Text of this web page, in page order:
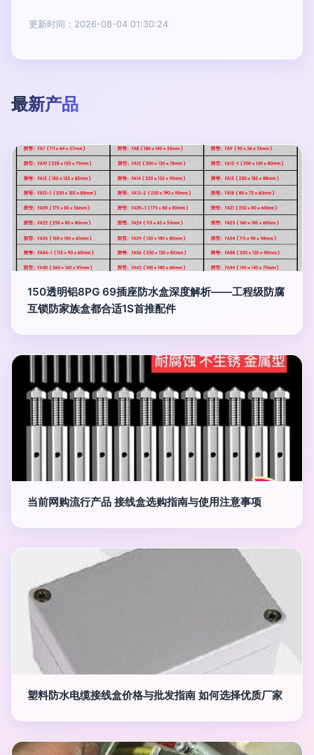
更新时间：2026-08-04 01:30:24
最新产品
150透明铝8PG 69插座防水盒深度解析——工程级防腐
互锁防家族盒都合适1S首推配件
当前网购流行产品 接线盒选购指南与使用注意事项
塑料防水电缆接线盒价格与批发指南 如何选择优质厂家